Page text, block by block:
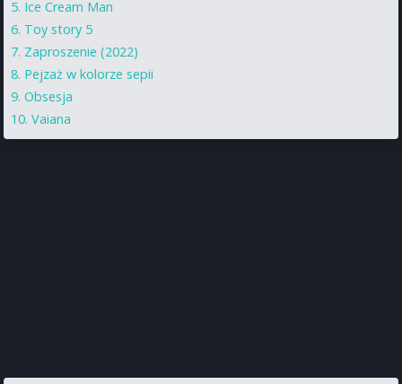
Ice Cream Man
Toy story 5
Zaproszenie (2022)
Pejzaż w kolorze sepii
Obsesja
Vaiana